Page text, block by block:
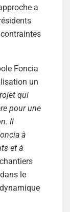
a
Foncia
un
qui
pour une
Il
à
et à
le